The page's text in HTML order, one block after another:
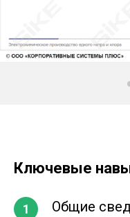
Ключевые
Общие